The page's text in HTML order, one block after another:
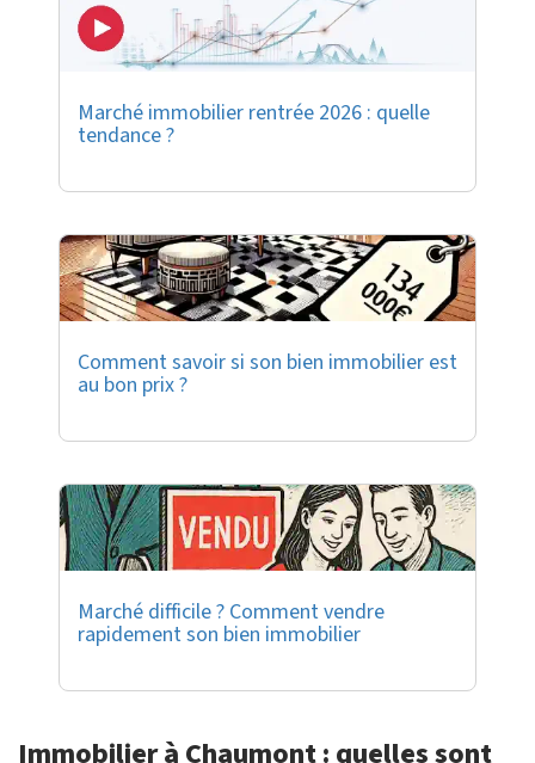
Marché immobilier rentrée 2026 : quelle
tendance ?
Comment savoir si son bien immobilier est
au bon prix ?
Marché difficile ? Comment vendre
rapidement son bien immobilier
Immobilier à Chaumont : quelles sont